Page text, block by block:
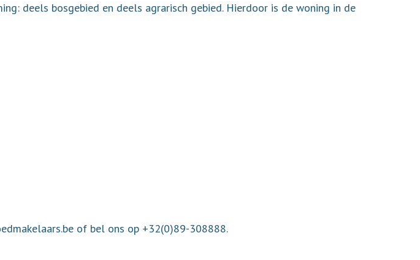
deels bosgebied en deels agrarisch gebied. Hierdoor is de woning in de
of bel ons op +32(0)89-308888.